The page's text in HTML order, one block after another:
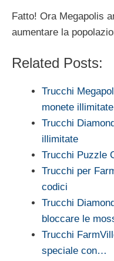
Fatto! Ora Megapolis
aumentare la
Related Posts:
Trucchi
monete illimitate
Trucchi
illimitate
Trucchi Puzzle
Trucchi per
codici
Trucchi
bloccare le
Trucchi
speciale con…